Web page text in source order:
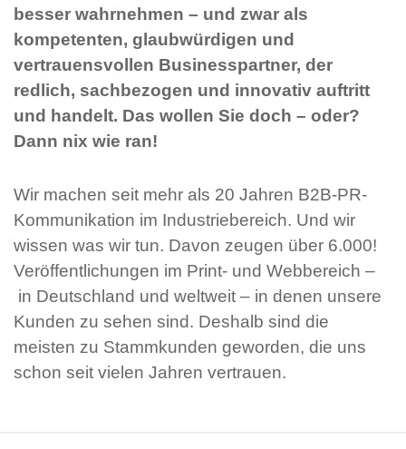
besser wahrnehmen – und zwar als
kompetenten, glaubwürdigen und
vertrauensvollen Businesspartner, der
redlich, sachbezogen und innovativ auftritt
und handelt. Das wollen Sie doch – oder?
Dann nix wie ran!
Wir machen seit mehr als 20 Jahren B2B-PR-
Kommunikation im Industriebereich. Und wir
wissen was wir tun. Davon zeugen über 6.000!
Veröffentlichungen im Print- und Webbereich –
in Deutschland und weltweit – in denen unsere
Kunden zu sehen sind. Deshalb sind die
meisten zu Stammkunden geworden, die uns
schon seit vielen Jahren vertrauen.